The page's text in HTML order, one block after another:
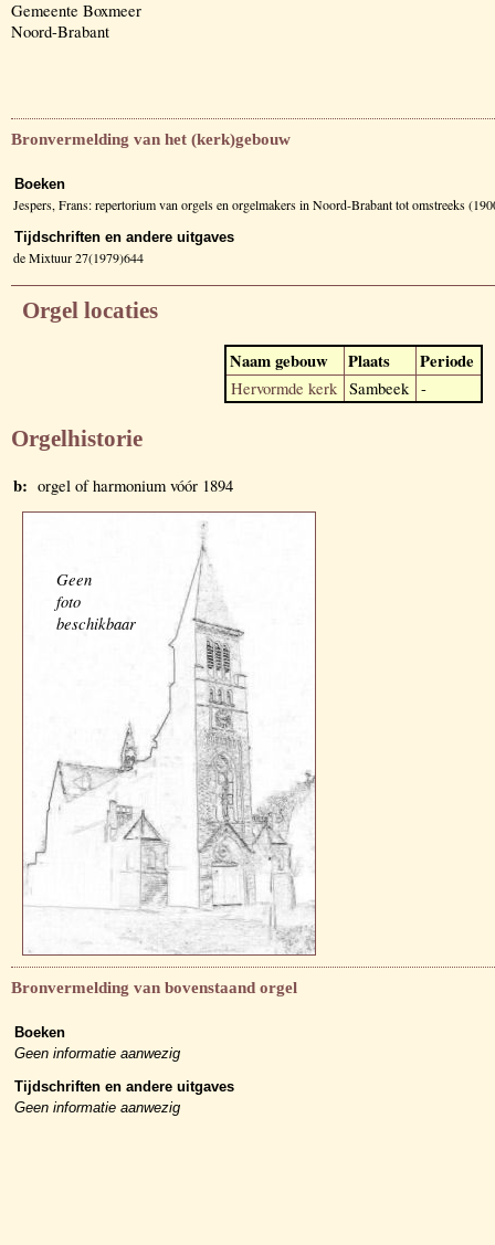
Gemeente Boxmeer
Noord-Brabant
Bronvermelding van het (kerk)gebouw
Boeken
Jespers, Frans: repertorium van orgels en orgelmakers in Noord-Brabant tot omstreeks
Tijdschriften en andere uitgaves
de Mixtuur 27(1979)644
Orgel locaties
Naam gebouw Plaats Periode
Hervormde kerk Sambeek -
Orgelhistorie
b: orgel of harmonium vóór 1894
Geen
foto
beschikbaar
Bronvermelding van bovenstaand orgel
Boeken
Geen informatie aanwezig
Tijdschriften en andere uitgaves
Geen informatie aanwezig